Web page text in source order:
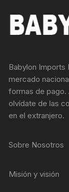
Babylon
mercado
formas de pago.
olvídate de las
en el extranjero.
Sobre Nosotros
Misión y visión